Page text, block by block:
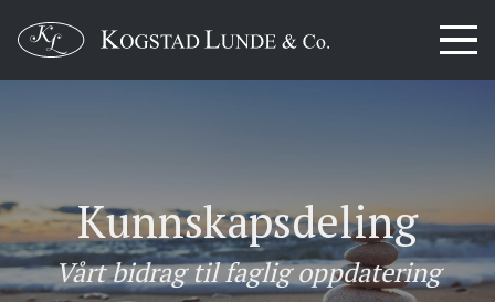
Kunnskapsdeling
Vårt bidrag til faglig oppdatering